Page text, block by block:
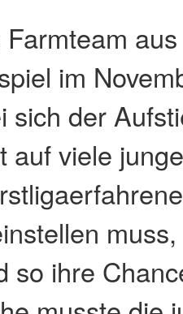
im
sich der
auf viele
so ihre